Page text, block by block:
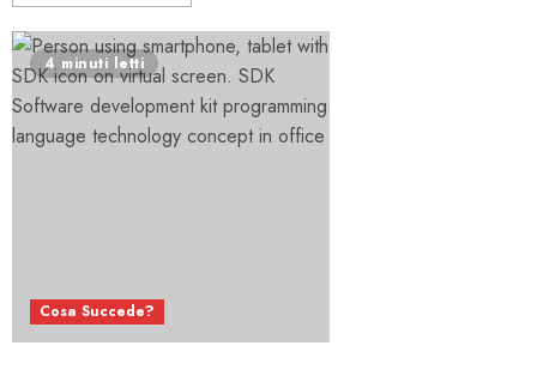
4 minuti letti
Cosa Succede?